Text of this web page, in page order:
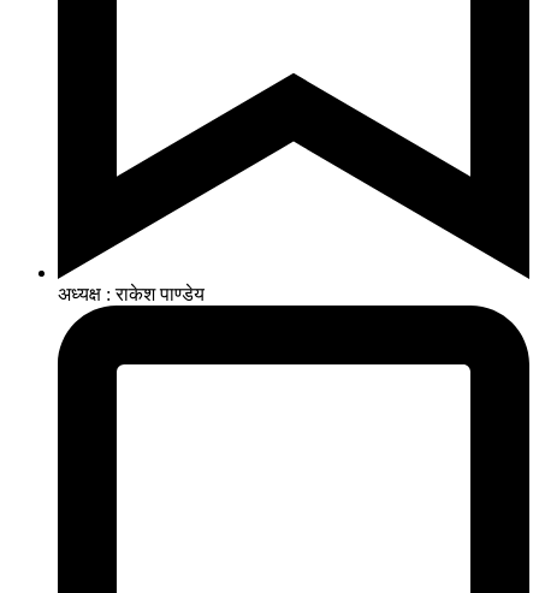
अध्यक्ष : राकेश पाण्डेय